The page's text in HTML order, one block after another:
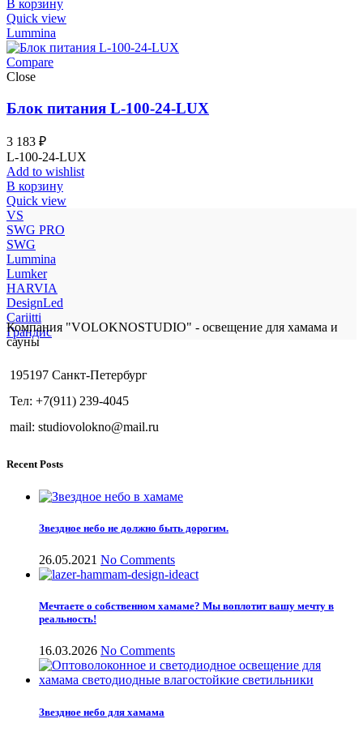
В корзину
Quick view
Lummina
Compare
Close
Блок питания L-100-24-LUX
3 183 ₽
L-100-24-LUX
Add to wishlist
В корзину
Quick view
VS
SWG PRO
SWG
Lummina
Lumker
HARVIA
DesignLed
Cariitti
Грандис
Компания "VOLOKNOSTUDIO" - освещение для хамама и
сауны
195197 Санкт-Петербург
Тел: +7(911) 239-4045
mail: studiovolokno@mail.ru
Recent Posts
Звездное небо не должно быть дорогим.
26.05.2021 No Comments
Мечтаете о собственном хамаме? Мы воплотит вашу мечту в
реальность!
16.03.2026 No Comments
Звездное небо для хамама